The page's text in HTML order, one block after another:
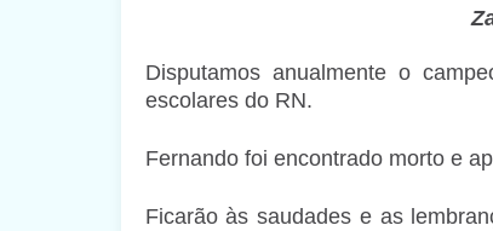
Disputamos anualmente o
escolares do RN.
Fernando foi encontrado morto e
Ficarão às saudades e as